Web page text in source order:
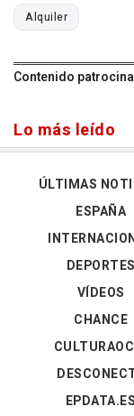
Alquiler
Contenido
Lo más leído
ÚLTIMAS
ESPAÑA
DEPORTES
VÍDEOS
CHANCE
EPDATA.ES